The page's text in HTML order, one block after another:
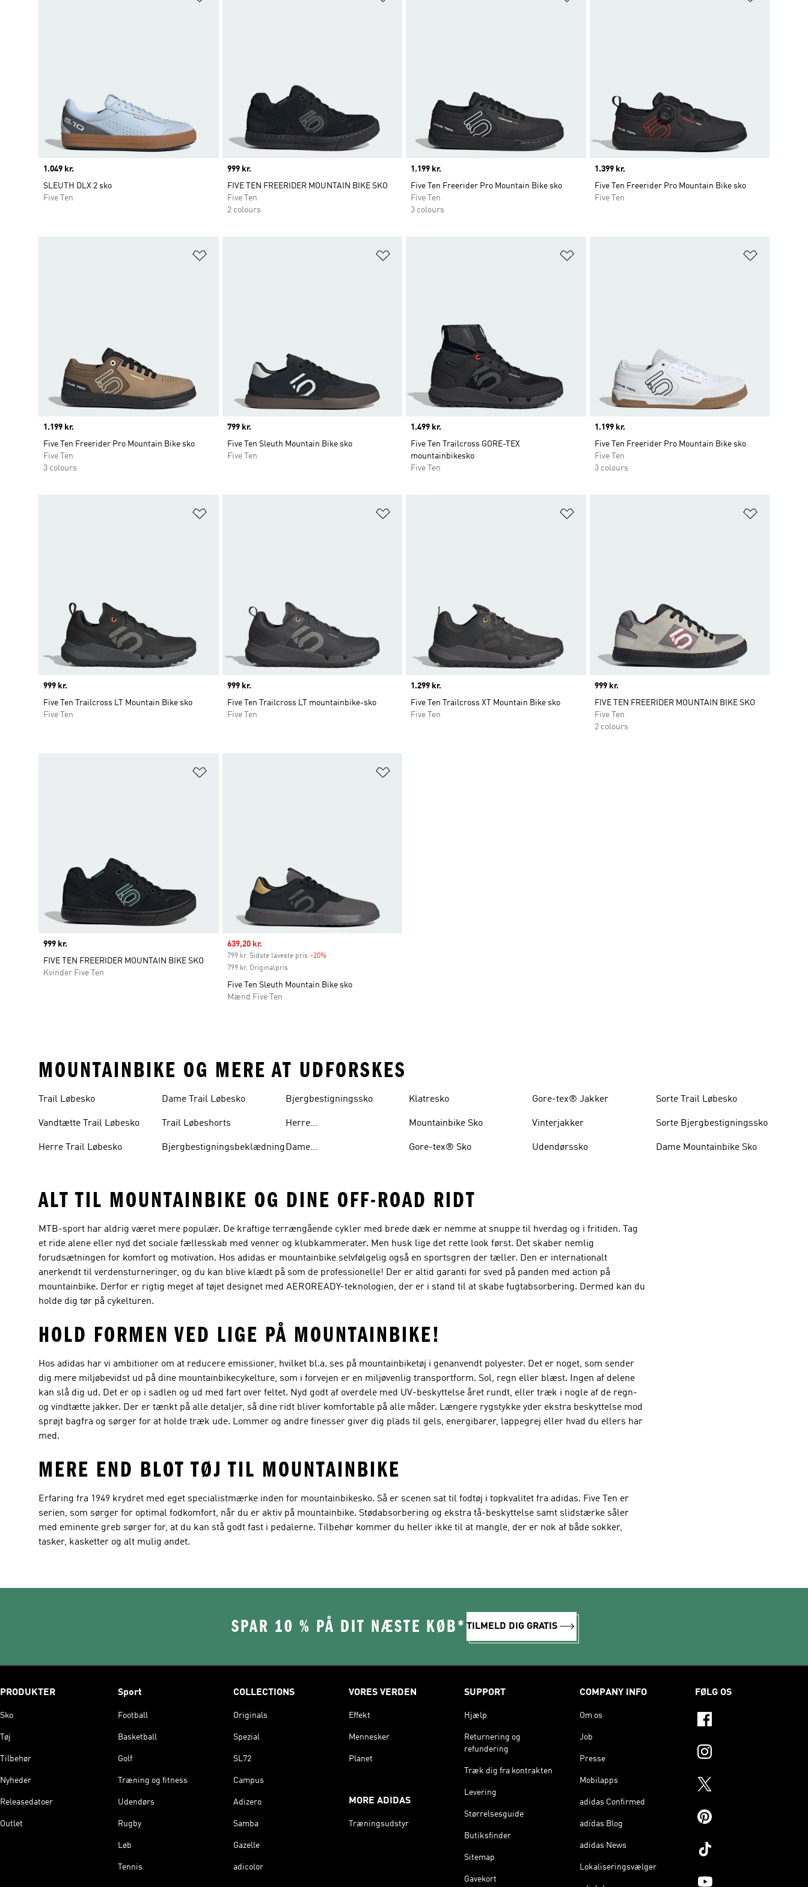
Price
1.049 kr.
SLEUTH DLX 2 sko
Five Ten
Price
999 kr.
FIVE TEN FREERIDER MOUNTAIN BIKE SKO
Five Ten
2 colours
Price
1.199 kr.
Five Ten Freerider Pro Mountain Bike sko
Five Ten
3 colours
Price
1.399 kr.
Five Ten Freerider Pro Mountain Bike sko
Five Ten
Price
1.199 kr.
Five Ten Freerider Pro Mountain Bike sko
Five Ten
3 colours
Price
799 kr.
Five Ten Sleuth Mountain Bike sko
Five Ten
Price
1.499 kr.
Five Ten Trailcross GORE-TEX
mountainbikesko
Five Ten
Price
1.199 kr.
Five Ten Freerider Pro Mountain Bike sko
Five Ten
3 colours
Price
999 kr.
Five Ten Trailcross LT Mountain Bike sko
Five Ten
Price
999 kr.
Five Ten Trailcross LT mountainbike-sko
Five Ten
Price
1.299 kr.
Five Ten Trailcross XT Mountain Bike sko
Five Ten
Price
999 kr.
FIVE TEN FREERIDER MOUNTAIN BIKE SKO
Five Ten
2 colours
Price
999 kr.
FIVE TEN FREERIDER MOUNTAIN BIKE SKO
Kvinder Five Ten
Sale price
639,20 kr.
799 kr. Sidste laveste pris -20%Discount
799 kr. Originalpris
Five Ten Sleuth Mountain Bike sko
Mænd Five Ten
MOUNTAINBIKE OG MERE AT UDFORSKES
Trail Løbesko
Vandtætte Trail Løbesko
Herre Trail Løbesko
Dame Trail Løbesko
Trail Løbeshorts
Bjergbestigningsbeklædning
Bjergbestigningssko
Herre
Dame
Klatresko
Mountainbike Sko
Gore-tex® Sko
Gore-tex® Jakker
Vinterjakker
Udendørssko
Sorte Trail Løbesko
Sorte Bjergbestigningssko
Dame Mountainbike Sko
ALT TIL MOUNTAINBIKE OG DINE OFF-ROAD RIDT
MTB-sport har aldrig været mere populær. De kraftige terrængående cykler med brede dæk er nemme at snuppe til hverdag og i fritiden. Tag
et ride alene eller nyd det sociale fællesskab med venner og klubkammerater. Men husk lige det rette look først. Det skaber nemlig
forudsætningen for komfort og motivation. Hos adidas er mountainbike selvfølgelig også en sportsgren der tæller. Den er internationalt
anerkendt til verdensturneringer, og du kan blive klædt på som de professionelle! Der er altid garanti for sved på panden med action på
mountainbike. Derfor er rigtig meget af tøjet designet med AEROREADY-teknologien, der er i stand til at skabe fugtabsorbering. Dermed kan du
holde dig tør på cykelturen.
HOLD FORMEN VED LIGE PÅ MOUNTAINBIKE!
Hos adidas har vi ambitioner om at reducere emissioner, hvilket bl.a. ses på mountainbiketøj i genanvendt polyester. Det er noget, som sender
dig mere miljøbevidst ud på dine mountainbikecykelture, som i forvejen er en miljøvenlig transportform. Sol, regn eller blæst. Ingen af delene
kan slå dig ud. Det er op i sadlen og ud med fart over feltet. Nyd godt af overdele med UV-beskyttelse året rundt, eller træk i nogle af de regn-
og vindtætte jakker. Der er tænkt på alle detaljer, så dine ridt bliver komfortable på alle måder. Længere rygstykke yder ekstra beskyttelse mod
sprøjt bagfra og sørger for at holde træk ude. Lommer og andre finesser giver dig plads til gels, energibarer, lappegrej eller hvad du ellers har
med.
MERE END BLOT TØJ TIL MOUNTAINBIKE
Erfaring fra 1949 krydret med eget specialistmærke inden for mountainbikesko. Så er scenen sat til fodtøj i topkvalitet fra adidas. Five Ten er
serien, som sørger for optimal fodkomfort, når du er aktiv på mountainbike. Stødabsorbering og ekstra tå-beskyttelse samt slidstærke såler
med eminente greb sørger for, at du kan stå godt fast i pedalerne. Tilbehør kommer du heller ikke til at mangle, der er nok af både sokker,
tasker, kasketter og alt mulig andet.
SPAR 10 % PÅ DIT NÆSTE KØB* TILMELD DIG GRATIS
PRODUKTER
Sko
Tøj
Tilbehør
Nyheder
Releasedatoer
Outlet
Sport
Football
Basketball
Golf
Træning og fitness
Udendørs
Rugby
Løb
Tennis
COLLECTIONS
Originals
Spezial
SL72
Campus
Adizero
Samba
Gazelle
adicolor
VORES VERDEN
Effekt
Mennesker
Planet
MORE ADIDAS
Træningsudstyr
SUPPORT
Hjælp
Returnering og
refundering
Træk dig fra kontrakten
Levering
Størrelsesguide
Butiksfinder
Sitemap
Gavekort
COMPANY INFO
Om os
Job
Presse
Mobilapps
adidas Confirmed
adidas Blog
adidas News
Lokaliseringsvælger
FØLG OS